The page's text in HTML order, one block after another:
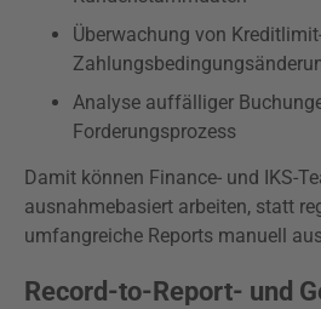
Überwachung von
Analyse auffälliger
Forderungsprozess
Damit können Finance- und IKS-
ausnahmebasiert arbeiten, statt
umfangreiche Reports manuell
Record-to-Report- und